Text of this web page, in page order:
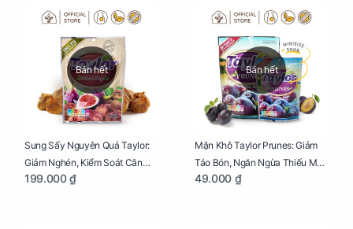
Bán hết
Sung Sấy Nguyên Quả Taylor:
Giảm Nghén, Kiểm Soát Cân
Nặng Cho Mẹ Bầu Túi 190g
199.000 ₫
Bán hết
Mận Khô Taylor Prunes: Giảm
Táo Bón, Ngăn Ngừa Thiếu Máu
Cho Mẹ Bầu Túi 50g
49.000 ₫